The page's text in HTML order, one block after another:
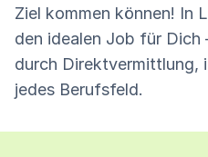
Ziel kommen können! In
den idealen Job für Dich
durch Direktvermittlung,
jedes Berufsfeld.